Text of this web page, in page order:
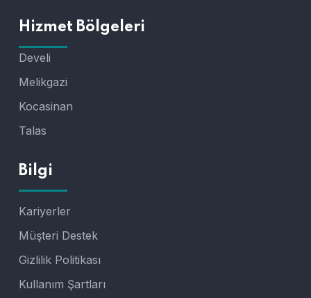
Hizmet Bölgeleri
Develi
Melikgazi
Kocasinan
Talas
Bilgi
Kariyerler
Müşteri Destek
Gizlilik Politikası
Kullanım Şartları